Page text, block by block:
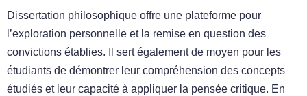
Dissertation philosophique offre une plateforme pour
l’exploration personnelle et la remise en question des
convictions établies. Il sert également de moyen pour les
étudiants de démontrer leur compréhension des concepts
étudiés et leur capacité à appliquer la pensée critique. En